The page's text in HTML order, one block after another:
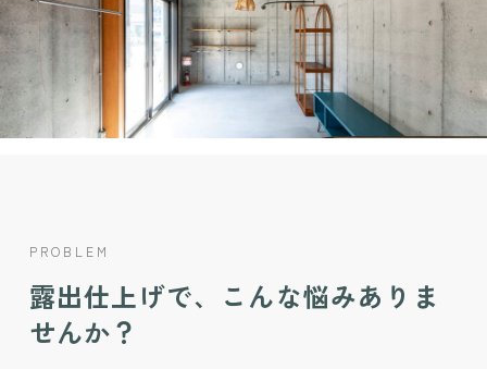
PROBLEM
露出仕上げで、こんな悩みありま
せんか？